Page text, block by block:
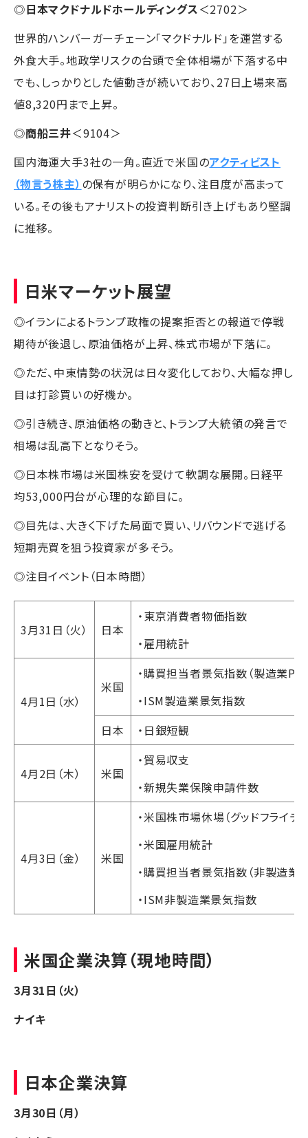
◎日本マクドナルドホールディングス＜2702＞
世界的ハンバーガーチェーン「マクドナルド」を運営する
外食大手。地政学リスクの台頭で全体相場が下落する中
でも、しっかりとした値動きが続いており、27日上場来高
値8,320円まで上昇。
◎商船三井＜9104＞
国内海運大手3社の一角。直近で米国のアクティビスト
（物言う株主） の保有が明らかになり、注目度が高まって
いる。その後もアナリストの投資判断引き上げもあり堅調
に推移。
日米マーケット展望
◎イランによるトランプ政権の提案拒否との報道で停戦
期待が後退し、原油価格が上昇、株式市場が下落に。
◎ただ、中東情勢の状況は日々変化しており、大幅な押し
目は打診買いの好機か。
◎引き続き、原油価格の動きと、トランプ大統領の発言で
相場は乱高下となりそう。
◎日本株市場は米国株安を受けて軟調な展開。日経平
均53,000円台が心理的な節目に。
◎目先は、大きく下げた局面で買い、リバウンドで逃げる
短期売買を狙う投資家が多そう。
◎注目イベント（日本時間）
3月31日（火） 日本
・東京消費者物価指数
・雇用統計
4月1日（水）
米国
・購買担当者景気指数（製造業
・ISM製造業景気指数
日本
・日銀短観
4月2日（木） 米国
・貿易収支
・新規失業保険申請件数
4月3日（金） 米国
・米国株市場休場（グッドフライデ
・米国雇用統計
・購買担当者景気指数（非製造業
・ISM非製造業景気指数
米国企業決算（現地時間）
3月31日（火）
ナイキ
日本企業決算
3月30日（月）